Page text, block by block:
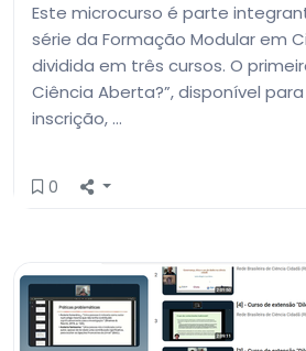
Este microcurso é parte
série da Formação Modular em
dividida em três cursos. O
Ciência Aberta?”, disponível
inscrição, …
0